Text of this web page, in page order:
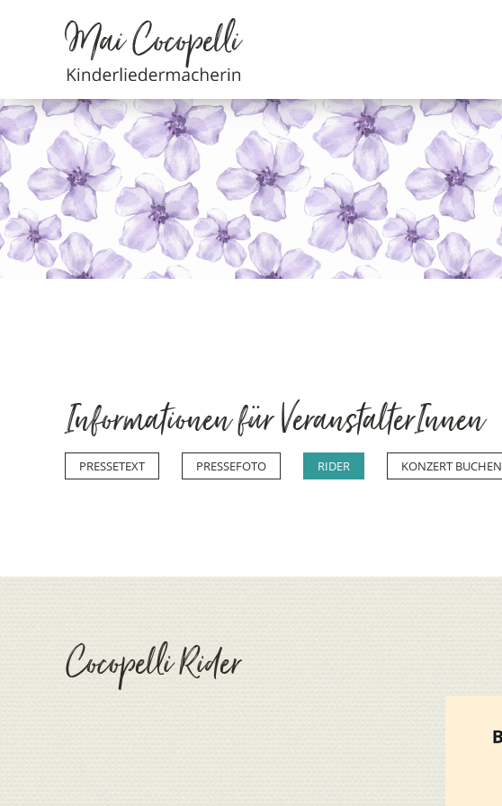
Informationen für VeranstalterInnen
PRESSETEXT PRESSEFOTO RIDER KONZERT BUCHEN
Cocopelli Rider